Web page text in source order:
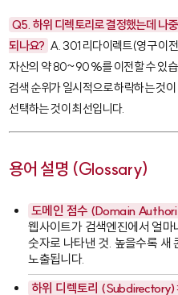
Q5. 하위 디렉토리로 결정했는데 나
되나요? A. 301 리다이렉트(영구 이
자산의 약 80~90%를 이전할 수 있
검색 순위가 일시적으로 하락하는 것
선택하는 것이 최선입니다.
용어 설명 (Glossary)
도메인 점수 (Domain
웹사이트가 검색엔진에서 얼
숫자로 나타낸 것. 높을수록 새
노출됩니다.
하위 디렉토리 (Subdirectory):